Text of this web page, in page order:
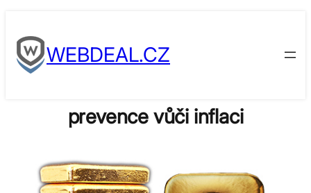
to
contentWEBDEAL.CZ
prevence vůči inflaci